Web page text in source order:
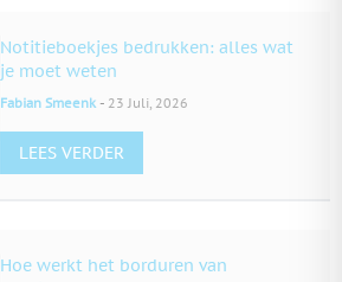
Notitieboekjes bedrukken: alles wat
je moet weten
Fabian Smeenk - 23 Juli, 2026
LEES VERDER
Hoe werkt het borduren van